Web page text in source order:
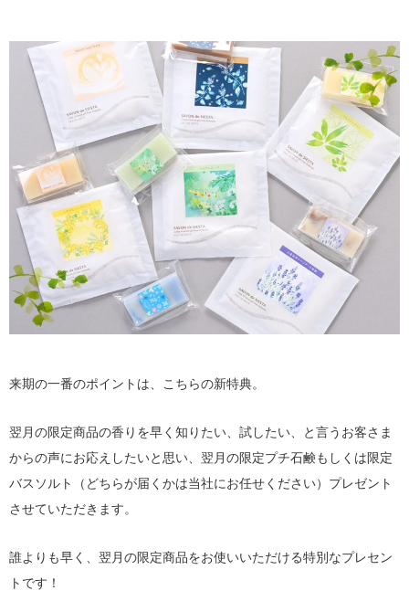
来期の一番のポイントは、こちらの新特典。
翌月の限定商品の香りを早く知りたい、試したい、と言うお客さま
からの声にお応えしたいと思い、翌月の限定プチ石鹸もしくは限定
バスソルト（どちらが届くかは当社にお任せください）プレゼント
させていただきます。
誰よりも早く、翌月の限定商品をお使いいただける特別なプレセン
トです！